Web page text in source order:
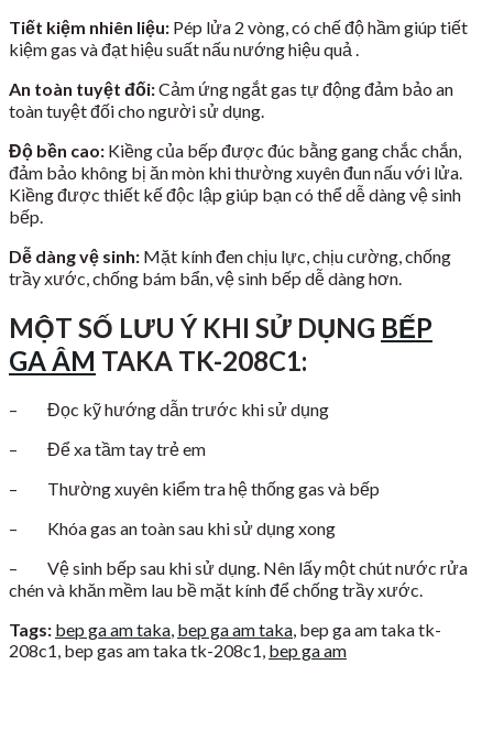
Tiết kiệm nhiên liệu: Pép lửa 2 vòng, có chế độ hầm giúp tiết
kiệm gas và đạt hiệu suất nấu nướng hiệu quả .
An toàn tuyệt đối:Cảm ứng ngắt gas tự động đảm bảo an
toàn tuyệt đối cho người sử dụng.
Độ bền cao: Kiềng của bếp được đúc bằng gang chắc chắn,
đảm bảo không bị ăn mòn khi thường xuyên đun nấu với lửa.
Kiềng được thiết kế độc lập giúp bạn có thể dễ dàng vệ sinh
bếp.
Dễ dàng vệ sinh: Mặt kính đen chịu lực, chịu cường, chống
trầy xước, chống bám bẩn, vệ sinh bếp dễ dàng hơn.
MỘT SỐ LƯU Ý KHI SỬ DỤNG BẾP
GA ÂM TAKA TK-208C1:
– Đọc kỹ hướng dẫn trước khi sử dụng
– Để xa tầm tay trẻ em
– Thường xuyên kiểm tra hệ thống gas và bếp
– Khóa gas an toàn sau khi sử dụng xong
– Vệ sinh bếp sau khi sử dụng. Nên lấy một chút nước rửa
chén và khăn mềm lau bề mặt kính để chống trầy xước.
Tags: bep ga am taka, bep ga am taka, bep ga am taka tk-
208c1, bep gas am taka tk-208c1, bep ga am